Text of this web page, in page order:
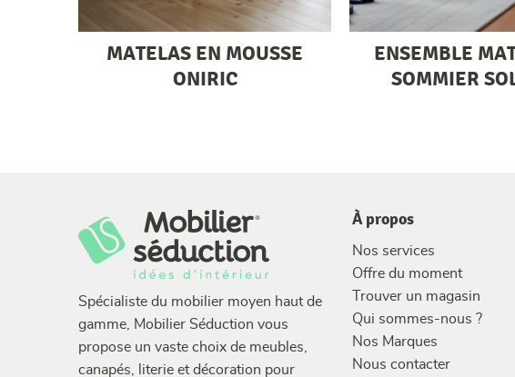
MATELAS EN MOUSSE
ONIRIC
ENSEMBLE
SOMMIER
Spécialiste du mobilier moyen haut de
gamme, Mobilier Séduction vous
propose un vaste choix de meubles,
canapés, literie et décoration pour
À propos
Nos services
Offre du moment
Trouver un magasin
Qui sommes-nous ?
Nos Marques
Nous contacter